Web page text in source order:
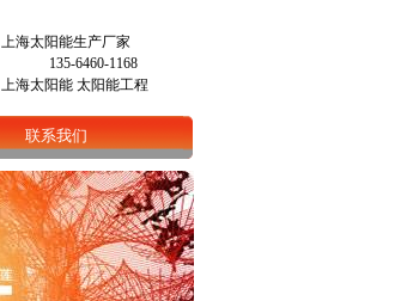
上海太阳能生产厂家
135-6460-1168
上海太阳能 太阳能工程
联系我们